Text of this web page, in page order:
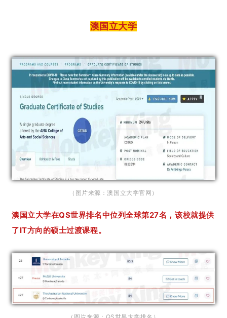
澳国立大学
（图片来源：澳国立大学官网）
澳国立大学在QS世界排名中位列全球第27名，该校就提供
了IT方向的硕士过渡课程。